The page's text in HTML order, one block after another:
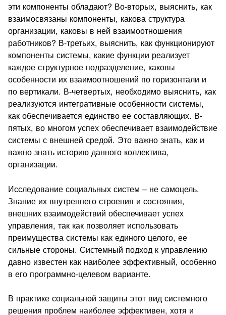
эти компоненты обладают? Во-вторых, выяснить, как
взаимосвязаны компоненты, какова структура
организации, каковы в ней взаимоотношения
работников? В-третьих, выяснить, как функционируют
компоненты системы, какие функции реализует
каждое структурное подразделение, каковы
особенности их взаимоотношений по горизонтали и
по вертикали. В-четвертых, необходимо выяснить, как
реализуются интегративные особенности системы,
как обеспечивается единство ее составляющих. В-
пятых, во многом успех обеспечивает взаимодействие
системы с внешней средой. Это важно знать, как и
важно знать историю данного коллектива,
организации.
Исследование социальных систем – не самоцель.
Знание их внутреннего строения и состояния,
внешних взаимодействий обеспечивает успех
управления, так как позволяет использовать
преимущества системы как единого целого, ее
сильные стороны. Системный подход к управлению
давно известен как наиболее эффективный, особенно
в его программно-целевом варианте.
В практике социальной защиты этот вид системного
решения проблем наиболее эффективен, хотя и